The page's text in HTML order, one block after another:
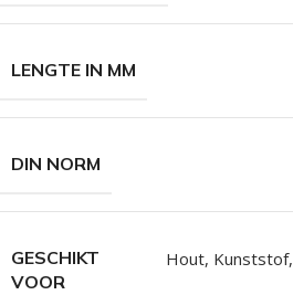
LENGTE IN MM
DIN NORM
GESCHIKT
VOOR
Hout, Kunststof,